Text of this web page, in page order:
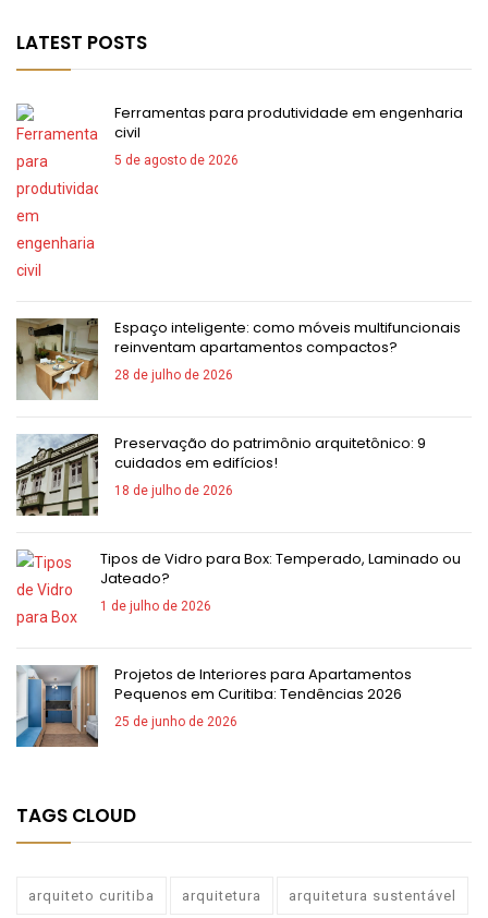
LATEST POSTS
Ferramentas para produtividade em engenharia
civil
5 de agosto de 2026
Espaço inteligente: como móveis multifuncionais
reinventam apartamentos compactos?
28 de julho de 2026
Preservação do patrimônio arquitetônico: 9
cuidados em edifícios!
18 de julho de 2026
Tipos de Vidro para Box: Temperado, Laminado ou
Jateado?
1 de julho de 2026
Projetos de Interiores para Apartamentos
Pequenos em Curitiba: Tendências 2026
25 de junho de 2026
TAGS CLOUD
arquiteto curitiba arquitetura arquitetura sustentável